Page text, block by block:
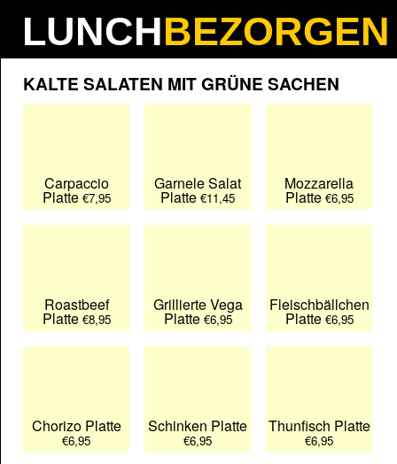
LUNCHBEZORGEN
Nederlands
English
Français
KALTE SALATEN MIT GRÜNE SACHEN
Carpaccio
Platte €7,95
Garnele Salat
Platte €11,45
Mozzarella
Platte €6,95
Roastbeef
Platte €8,95
Grillierte Vega
Platte €6,95
Fleischbällchen
Platte €6,95
Chorizo Platte
€6,95
Schinken Platte
€6,95
Thunfisch Platte
€6,95